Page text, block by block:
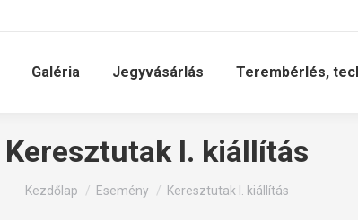
Galéria Jegyvásárlás Terembérlés,
Keresztutak I. kiállítás
You are here:
Kezdőlap Esemény Keresztutak I. kiállítás